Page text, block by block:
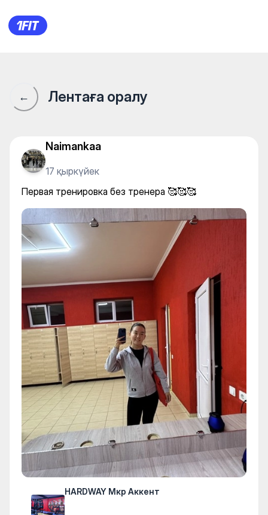
HARDWAY Мкр Аккент —
← Лентаға оралу
Naimankaa
17 қыркүйек
Первая тренировка без тренера 🥰🥰🥰
HARDWAY Мкр Аккент